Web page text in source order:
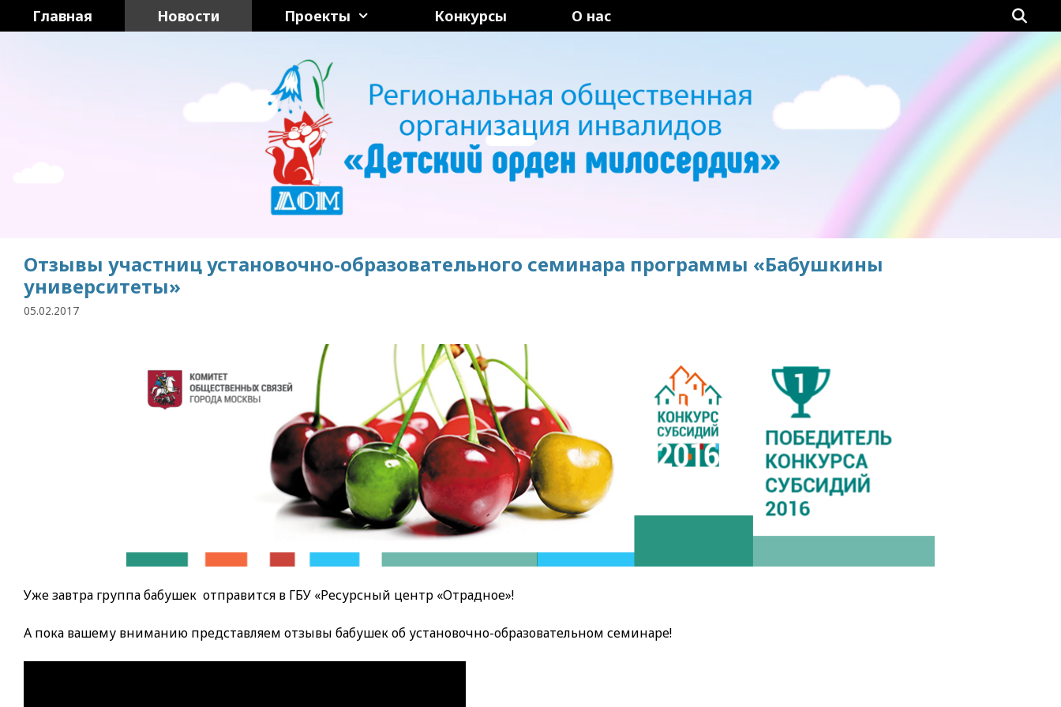
Перейти
к
Главная Новости Проекты Конкурсы О нас
Отзывы участниц установочно-образовательного семинара программы «Бабушкины
университеты»
05.02.2017
Уже завтра группа бабушек отправится в ГБУ «Ресурсный центр «Отрадное»!
А пока вашему вниманию представляем отзывы бабушек об установочно-образовательном семинаре!